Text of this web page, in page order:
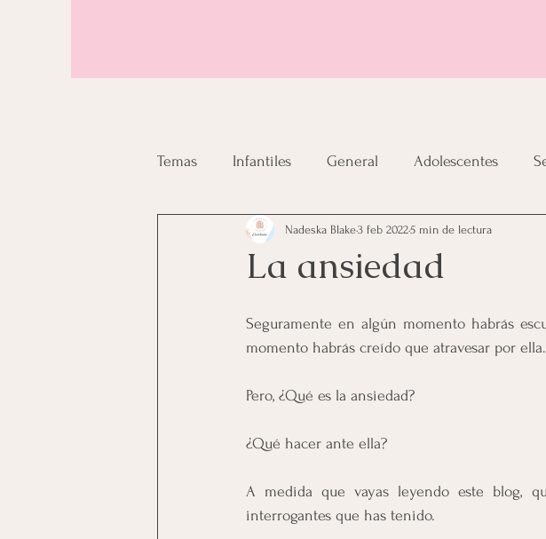
Temas Infantiles General Adolescentes
La ansiedad
Nadeska Blake3 feb 20225 min de lectura
Seguramente en algún momento habrás
momento habrás creído que atravesar por ella.
Pero, ¿Qué es la ansiedad?
¿Qué hacer ante ella?
A medida que vayas leyendo este blog,
interrogantes que has tenido.